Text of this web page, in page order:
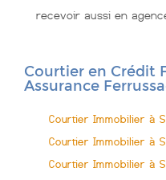
recevoir aussi en
Courtier en Crédit
Assurance
Courtier Immobilier à
Courtier Immobilier à
Courtier Immobilier à